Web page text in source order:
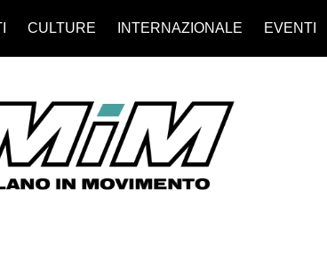
CULTURE INTERNAZIONALE EVENTI